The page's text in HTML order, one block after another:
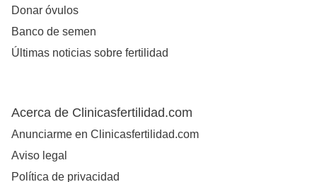
Donar óvulos
Banco de semen
Últimas noticias sobre fertilidad
Acerca de Clinicasfertilidad.com
Anunciarme en Clinicasfertilidad.com
Aviso legal
Política de privacidad